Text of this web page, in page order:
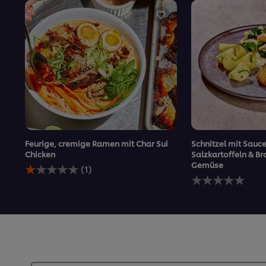
Feurige, cremige Ramen mit Char Sui
Chicken
Die
durchschnittliche
cremige
Sui
(1)
Schnitzel mit
Salzkartoffeln &
Gemüse
Keine
Bewertungen
recipe